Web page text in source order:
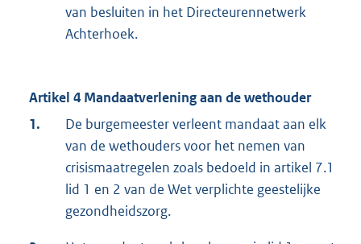
van besluiten in het Directeurennetwerk
Achterhoek.
Artikel 4 Mandaatverlening aan de wethouder
1.
De burgemeester verleent mandaat aan elk
van de wethouders voor het nemen van
crisismaatregelen zoals bedoeld in artikel 7.1
lid 1 en 2 van de Wet verplichte geestelijke
gezondheidszorg.